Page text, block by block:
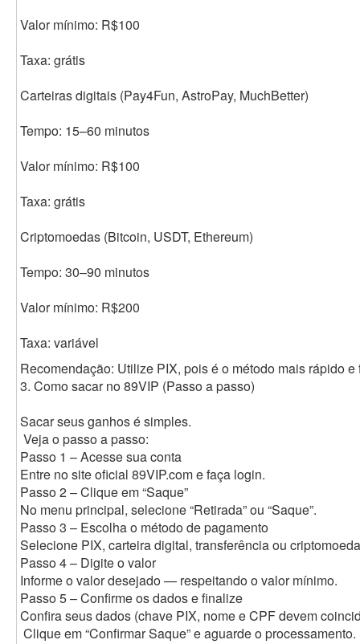
Valor mínimo: R$100
Taxa: grátis
Carteiras digitais (Pay4Fun, AstroPay, MuchBetter)
Tempo: 15–60 minutos
Valor mínimo: R$100
Taxa: grátis
Criptomoedas (Bitcoin, USDT, Ethereum)
Tempo: 30–90 minutos
Valor mínimo: R$200
Taxa: variável
Recomendação: Utilize PIX, pois é o método mais rápido
3. Como sacar no 89VIP (Passo a passo)
Sacar seus ganhos é simples.
Veja o passo a passo:
Passo 1 – Acesse sua conta
Entre no site oficial 89VIP.com e faça login.
Passo 2 – Clique em “Saque”
No menu principal, selecione “Retirada” ou “Saque”.
Passo 3 – Escolha o método de pagamento
Selecione PIX, carteira digital, transferência ou
Passo 4 – Digite o valor
Informe o valor desejado — respeitando o valor mínimo.
Passo 5 – Confirme os dados e finalize
Confira seus dados (chave PIX, nome e CPF devem
Clique em “Confirmar Saque” e aguarde o processamento.